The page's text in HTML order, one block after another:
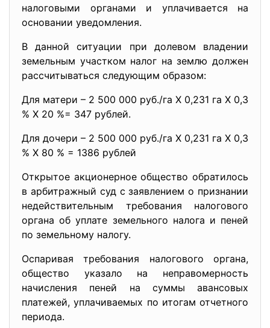
налоговыми органами и уплачивается на
основании уведомления.
В данной ситуации при долевом владении
земельным участком налог на землю должен
рассчитываться следующим образом:
Для матери – 2 500 000 руб./га Х 0,231 га Х 0,3
% Х 20 %= 347 рублей.
Для дочери – 2 500 000 руб./га Х 0,231 га Х 0,3
% Х 80 % = 1386 рублей
Открытое акционерное общество обратилось
в арбитражный суд с заявлением о признании
недействительным требования налогового
органа об уплате земельного налога и пеней
по земельному налогу.
Оспаривая требования налогового органа,
общество указало на неправомерность
начисления пеней на суммы авансовых
платежей, уплачиваемых по итогам отчетного
периода.